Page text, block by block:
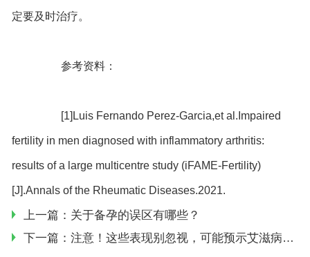
定要及时治疗。
参考资料：
[1]Luis Fernando Perez-Garcia,et al.Impaired
fertility in men diagnosed with inflammatory arthritis:
results of a large multicentre study (iFAME-Fertility)
[J].Annals of the Rheumatic Diseases.2021.
上一篇：关于备孕的误区有哪些？
下一篇：注意！这些表现别忽视，可能预示艾滋病的发生！